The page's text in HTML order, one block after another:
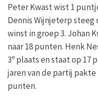
Peter Kwast wist 1
Dennis Wijnjeterp steeg
winst in groep 3. Johan
naar 18 punten. Henk
3e plaats en staat op 17
jaren van de partij
punten.